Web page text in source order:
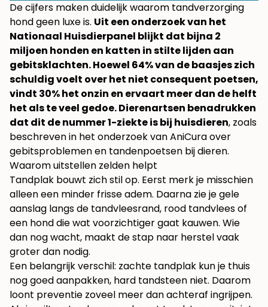
De cijfers maken duidelijk waarom tandverzorging
hond geen luxe is. Uit een onderzoek van het
Nationaal Huisdierpanel blijkt dat bijna 2
miljoen honden en katten in stilte lijden aan
gebitsklachten. Hoewel 64% van de baasjes zich
schuldig voelt over het niet consequent poetsen,
vindt 30% het onzin en ervaart meer dan de helft
het als te veel gedoe. Dierenartsen benadrukken
dat dit de nummer 1-ziekte is bij huisdieren, zoals
beschreven in het onderzoek van AniCura over
gebitsproblemen en tandenpoetsen bij dieren.
Waarom uitstellen zelden helpt
Tandplak bouwt zich stil op. Eerst merk je misschien
alleen een minder frisse adem. Daarna zie je gele
aanslag langs de tandvleesrand, rood tandvlees of
een hond die wat voorzichtiger gaat kauwen. Wie
dan nog wacht, maakt de stap naar herstel vaak
groter dan nodig.
Een belangrijk verschil: zachte tandplak kun je thuis
nog goed aanpakken, hard tandsteen niet. Daarom
loont preventie zoveel meer dan achteraf ingrijpen.